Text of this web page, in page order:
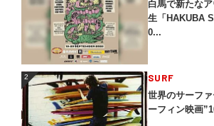
白馬で新たな
生「HAKUBA
0...
2 SURF
世界のサーフ
ーフィン映画